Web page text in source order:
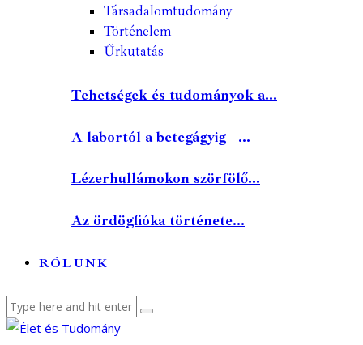
Társadalomtudomány
Történelem
Űrkutatás
Tehetségek és tudományok a...
A labortól a betegágyig –...
Lézerhullámokon szörfölő...
Az ördögfióka története...
RÓLUNK